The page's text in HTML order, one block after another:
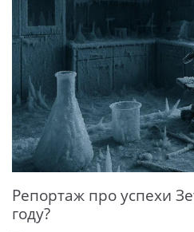
Репортаж про успехи
году?